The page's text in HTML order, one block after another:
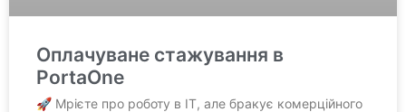
Оплачуване стажування в
PortaOne
🚀 Мрієте про роботу в IT, але бракує комерційного